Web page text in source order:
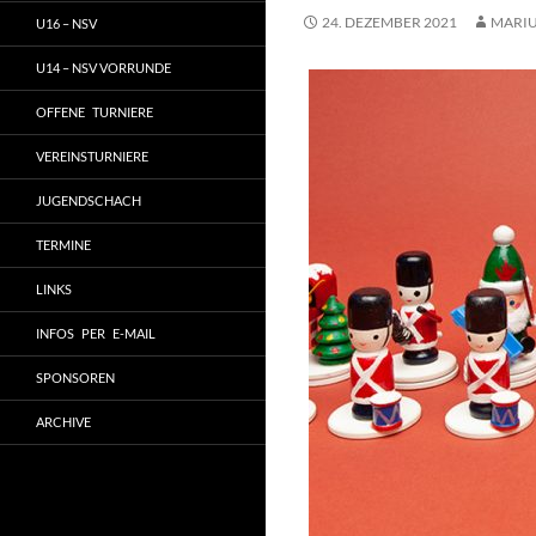
24. DEZEMBER 2021
U16 – NSV
U14 – NSV VORRUNDE
OFFENE TURNIERE
VEREINSTURNIERE
JUGENDSCHACH
TERMINE
LINKS
INFOS PER E-MAIL
SPONSOREN
ARCHIVE